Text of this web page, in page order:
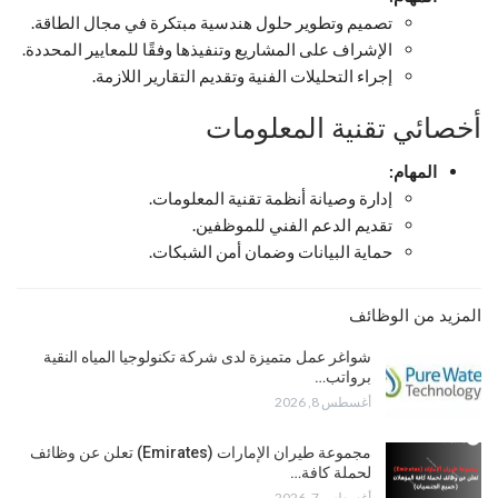
تصميم وتطوير حلول هندسية مبتكرة في مجال الطاقة.
الإشراف على المشاريع وتنفيذها وفقًا للمعايير المحددة.
إجراء التحليلات الفنية وتقديم التقارير اللازمة.
أخصائي تقنية المعلومات
المهام:
إدارة وصيانة أنظمة تقنية المعلومات.
تقديم الدعم الفني للموظفين.
حماية البيانات وضمان أمن الشبكات.
المزيد من الوظائف
شواغر عمل متميزة لدى شركة تكنولوجيا المياه النقية
برواتب…
أغسطس 8, 2026
مجموعة طيران الإمارات (Emirates) تعلن عن وظائف
لحملة كافة…